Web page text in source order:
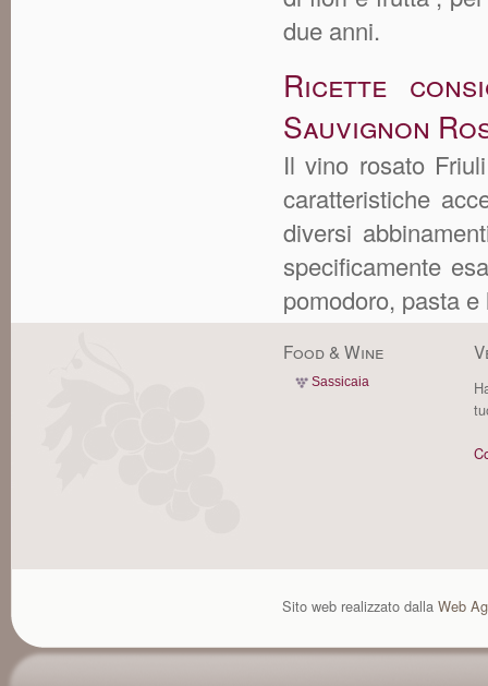
due anni.
Ricette
Sauvignon
Il vino rosato
caratteristiche
diversi
specificamente
pomodoro, pasta
Food & Wine
Sassicaia
Sito web realizzato dalla Web